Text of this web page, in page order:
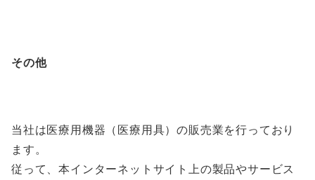
その他
当社は医療用機器（医療用具）の販売業を行っており
ます。
従って、本インターネットサイト上の製品やサービス